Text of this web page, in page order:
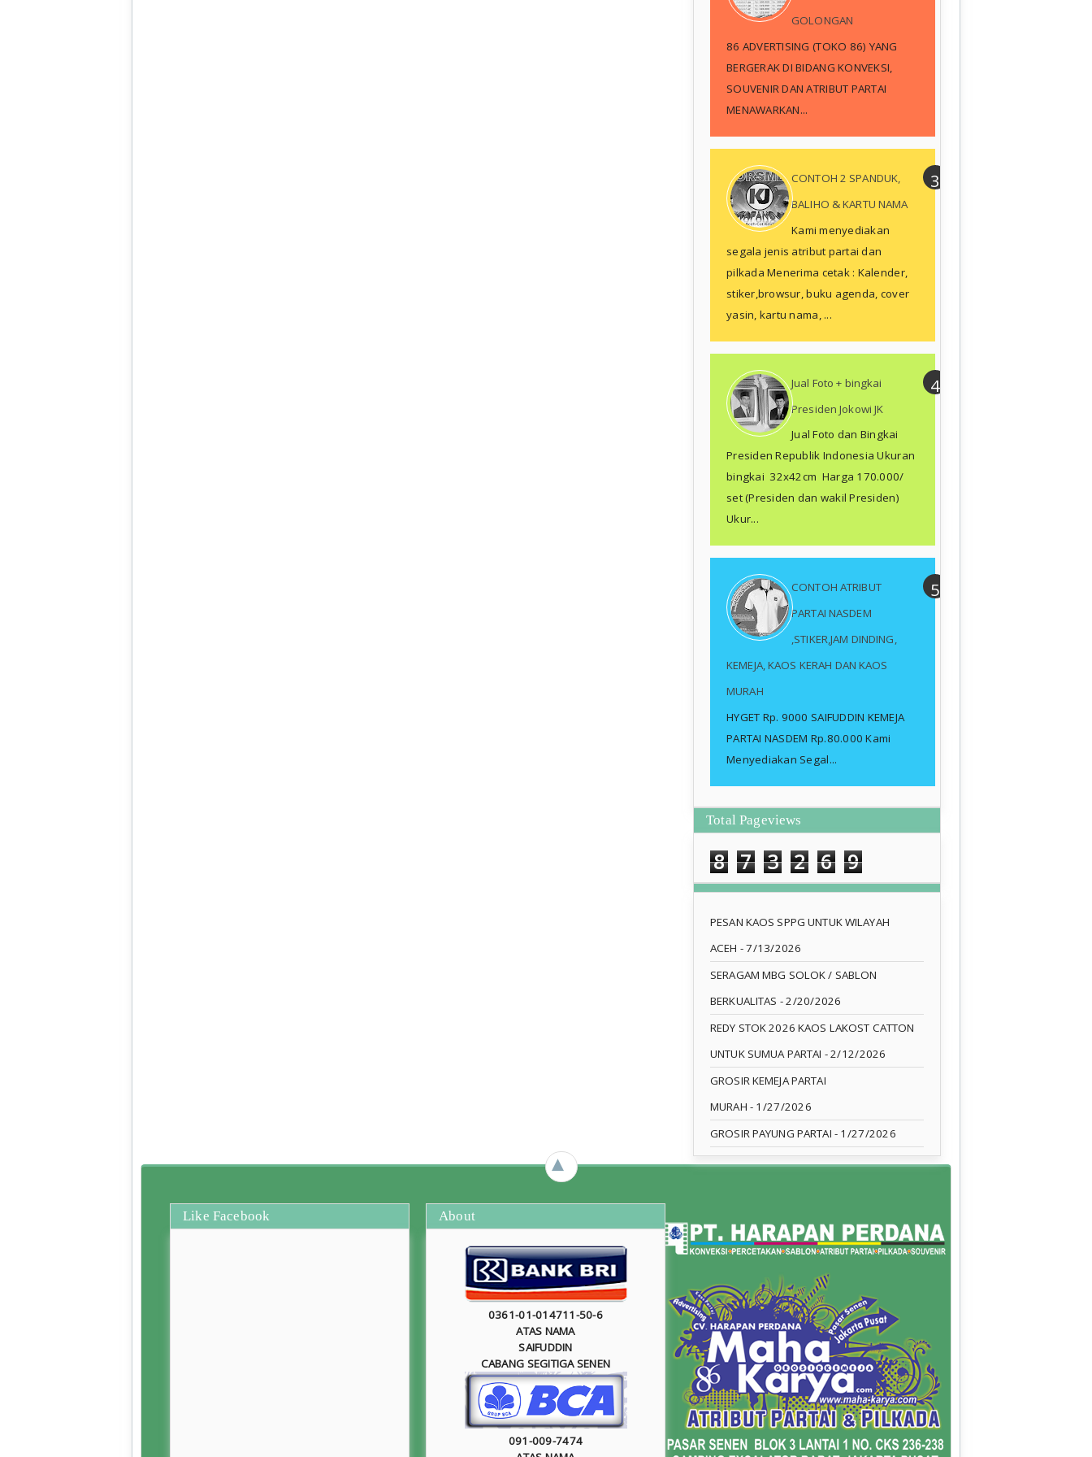
GOLONGAN
86 ADVERTISING (TOKO 86) YANG
BERGERAK DI BIDANG KONVEKSI,
SOUVENIR DAN ATRIBUT PARTAI
MENAWARKAN...
CONTOH 2 SPANDUK,
BALIHO & KARTU NAMA
Kami menyediakan
segala jenis atribut partai dan
pilkada Menerima cetak : Kalender,
stiker,browsur, buku agenda, cover
yasin, kartu nama, ...
Jual Foto + bingkai
Presiden Jokowi JK
Jual Foto dan Bingkai
Presiden Republik Indonesia Ukuran
bingkai 32x42cm Harga 170.000/
set (Presiden dan wakil Presiden)
Ukur...
CONTOH ATRIBUT
PARTAI NASDEM
,STIKER,JAM DINDING,
KEMEJA, KAOS KERAH DAN KAOS
MURAH
HYGET Rp. 9000 SAIFUDDIN KEMEJA
PARTAI NASDEM Rp.80.000 Kami
Menyediakan Segal...
Total Pageviews
8 7 3 2 6 9
PESAN KAOS SPPG UNTUK WILAYAH
ACEH - 7/13/2026
SERAGAM MBG SOLOK / SABLON
BERKUALITAS - 2/20/2026
REDY STOK 2026 KAOS LAKOST CATTON
UNTUK SUMUA PARTAI - 2/12/2026
GROSIR KEMEJA PARTAI
MURAH - 1/27/2026
GROSIR PAYUNG PARTAI - 1/27/2026
►
Like Facebook About
0361-01-014711-50-6
ATAS NAMA
SAIFUDDIN
CABANG SEGITIGA SENEN
091-009-7474